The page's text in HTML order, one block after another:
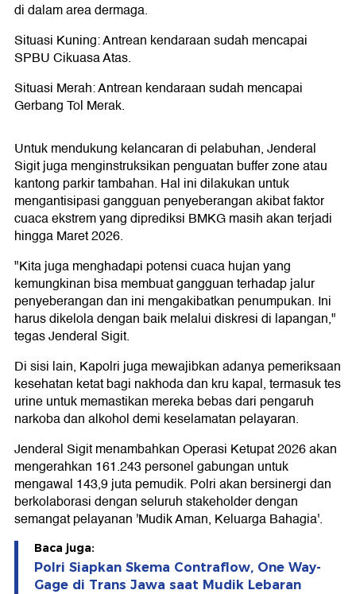
di dalam area dermaga.
Situasi Kuning: Antrean kendaraan sudah mencapai
SPBU Cikuasa Atas.
Situasi Merah: Antrean kendaraan sudah mencapai
Gerbang Tol Merak.
Untuk mendukung kelancaran di pelabuhan, Jenderal
Sigit juga menginstruksikan penguatan buffer zone atau
kantong parkir tambahan. Hal ini dilakukan untuk
mengantisipasi gangguan penyeberangan akibat faktor
cuaca ekstrem yang diprediksi BMKG masih akan terjadi
hingga Maret 2026.
"Kita juga menghadapi potensi cuaca hujan yang
kemungkinan bisa membuat gangguan terhadap jalur
penyeberangan dan ini mengakibatkan penumpukan. Ini
harus dikelola dengan baik melalui diskresi di lapangan,"
tegas Jenderal Sigit.
Di sisi lain, Kapolri juga mewajibkan adanya pemeriksaan
kesehatan ketat bagi nakhoda dan kru kapal, termasuk tes
urine untuk memastikan mereka bebas dari pengaruh
narkoba dan alkohol demi keselamatan pelayaran.
Jenderal Sigit menambahkan Operasi Ketupat 2026 akan
mengerahkan 161.243 personel gabungan untuk
mengawal 143,9 juta pemudik. Polri akan bersinergi dan
berkolaborasi dengan seluruh stakeholder dengan
semangat pelayanan 'Mudik Aman, Keluarga Bahagia'.
Baca juga:
Polri Siapkan Skema Contraflow, One Way-
Gage di Trans Jawa saat Mudik Lebaran